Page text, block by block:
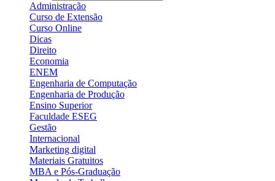
Administração
Curso de Extensão
Curso Online
Dicas
Direito
Economia
ENEM
Engenharia de Computação
Engenharia de Produção
Ensino Superior
Faculdade ESEG
Gestão
Internacional
Marketing digital
Materiais Gratuitos
MBA e Pós-Graduação